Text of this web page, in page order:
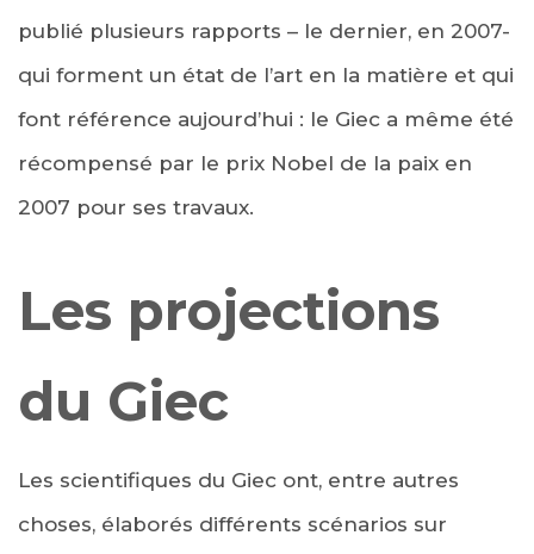
publié plusieurs rapports – le dernier, en 2007-
qui forment un état de l’art en la matière et qui
font référence aujourd’hui : le Giec a même été
récompensé par le prix Nobel de la paix en
2007 pour ses travaux.
Les projections
du Giec
Les scientifiques du Giec ont, entre autres
choses, élaborés différents scénarios sur